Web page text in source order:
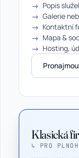
Popis
Galerie
Kontaktní
Mapa &
Hosting,
Klasická
↳ PRO